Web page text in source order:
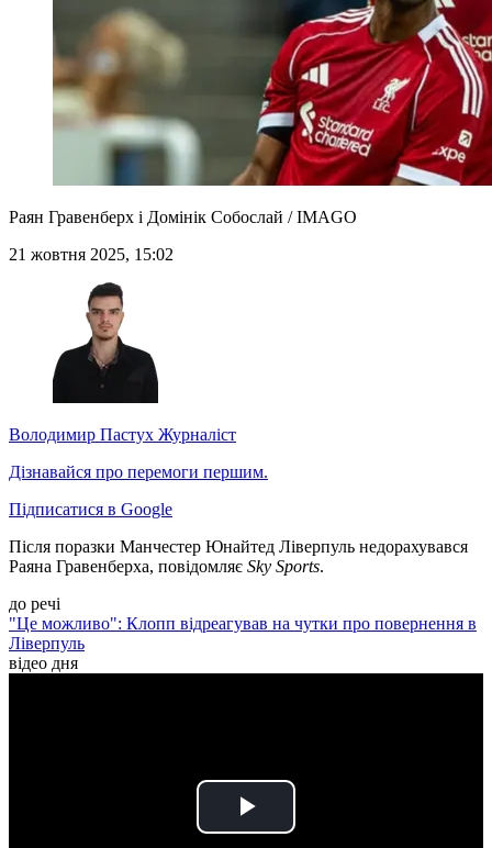
Раян Гравенберх і Домінік Собослай / IMAGO
21 жовтня 2025, 15:02
Володимир Пастух Журналіст
Дізнавайся про перемоги першим.
Підписатися в Google
Після поразки Манчестер Юнайтед Ліверпуль недорахувався
Раяна Гравенберха, повідомляє Sky Sports.
до речі
"Це можливо": Клопп відреагував на чутки про повернення в
Ліверпуль
відео дня
Play